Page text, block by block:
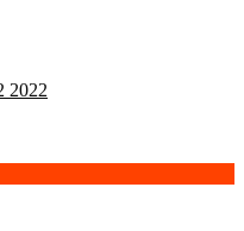
2022